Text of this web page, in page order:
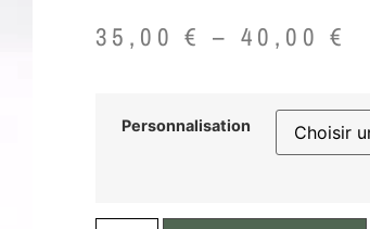
35,00€ –40,00€
Personnalisation